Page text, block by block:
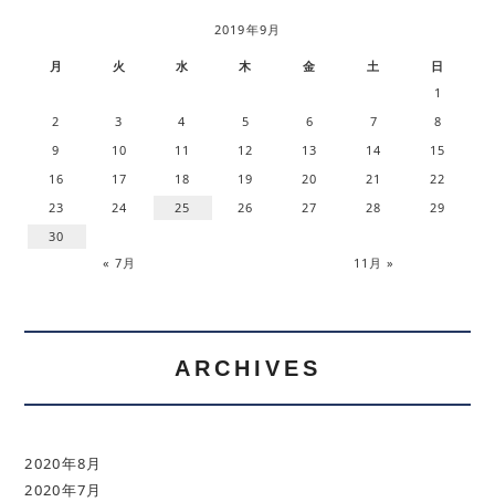
2019年9月
月 火 水 木 金 土 日
« 7月 11月 »
1
2
3 4 5 6 7
8
9
10 11 12 13 14
15
16
17 18 19 20 21
22
23
24 25 26 27 28
29
30
ARCHIVES
2020年8月
2020年7月